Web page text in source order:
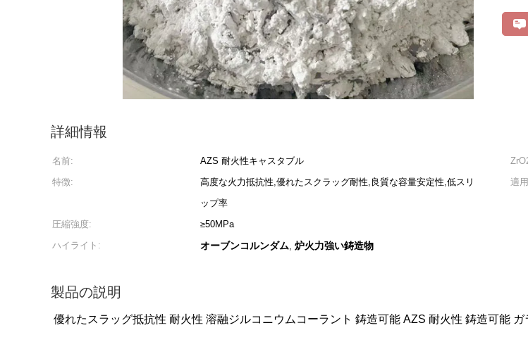
詳細情報
名前: AZS 耐火性キャスタブル
特徴:
高度な火力抵抗性,優れたスクラッグ耐性,良質な容量安定性,低スリ
ップ率
適
圧縮強度:
≥50MPa
ハイライト:
オーブンコルンダム, 炉火力強い鋳造物
製品の説明
優れたスラッグ抵抗性 耐火性 溶融ジルコニウムコーラント 鋳造可能 AZS 耐火性 鋳造可能 ガ